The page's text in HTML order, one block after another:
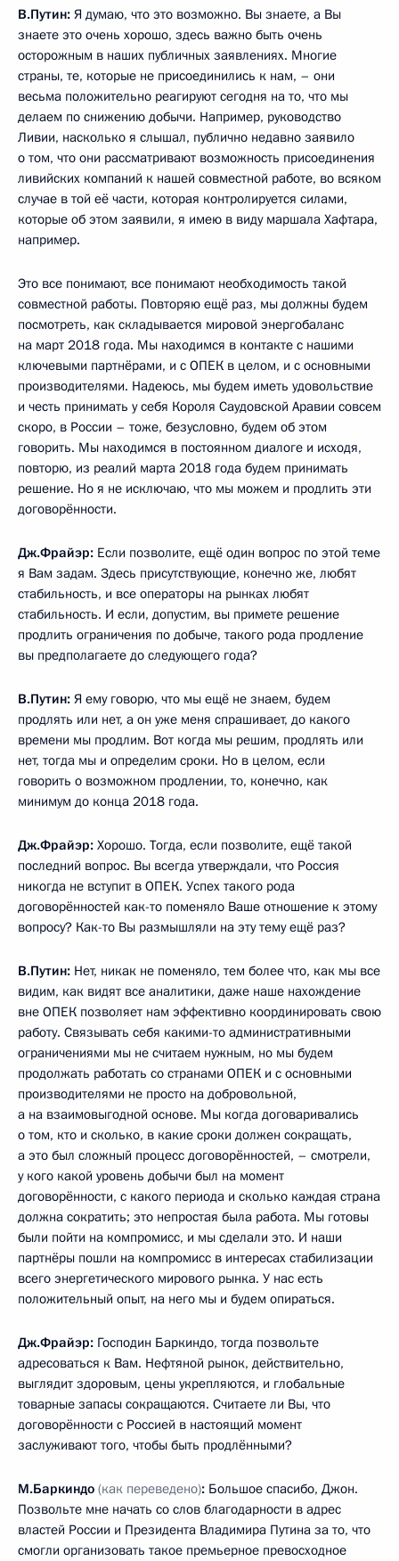
В.Путин: Я думаю, что это возможно. Вы знаете, а Вы
знаете это очень хорошо, здесь важно быть очень
осторожным в наших публичных заявлениях. Многие
страны, те, которые не присоединились к нам, – они
весьма положительно реагируют сегодня на то, что мы
делаем по снижению добычи. Например, руководство
Ливии, насколько я слышал, публично недавно заявило
о том, что они рассматривают возможность присоединения
ливийских компаний к нашей совместной работе, во всяком
случае в той её части, которая контролируется силами,
которые об этом заявили, я имею в виду маршала Хафтара,
например.
Это все понимают, все понимают необходимость такой
совместной работы. Повторяю ещё раз, мы должны будем
посмотреть, как складывается мировой энергобаланс
на март 2018 года. Мы находимся в контакте с нашими
ключевыми партнёрами, и с ОПЕК в целом, и с основными
производителями. Надеюсь, мы будем иметь удовольствие
и честь принимать у себя Короля Саудовской Аравии совсем
скоро, в России – тоже, безусловно, будем об этом
говорить. Мы находимся в постоянном диалоге и исходя,
повторю, из реалий марта 2018 года будем принимать
решение. Но я не исключаю, что мы можем и продлить эти
договорённости.
Дж.Фрайэр: Если позволите, ещё один вопрос по этой теме
я Вам задам. Здесь присутствующие, конечно же, любят
стабильность, и все операторы на рынках любят
стабильность. И если, допустим, вы примете решение
продлить ограничения по добыче, такого рода продление
вы предполагаете до следующего года?
В.Путин: Я ему говорю, что мы ещё не знаем, будем
продлять или нет, а он уже меня спрашивает, до какого
времени мы продлим. Вот когда мы решим, продлять или
нет, тогда мы и определим сроки. Но в целом, если
говорить о возможном продлении, то, конечно, как
минимум до конца 2018 года.
Дж.Фрайэр: Хорошо. Тогда, если позволите, ещё такой
последний вопрос. Вы всегда утверждали, что Россия
никогда не вступит в ОПЕК. Успех такого рода
договорённостей как-то поменяло Ваше отношение к этому
вопросу? Как-то Вы размышляли на эту тему ещё раз?
В.Путин: Нет, никак не поменяло, тем более что, как мы все
видим, как видят все аналитики, даже наше нахождение
вне ОПЕК позволяет нам эффективно координировать свою
работу. Связывать себя какими-то административными
ограничениями мы не считаем нужным, но мы будем
продолжать работать со странами ОПЕК и с основными
производителями не просто на добровольной,
а на взаимовыгодной основе. Мы когда договаривались
о том, кто и сколько, в какие сроки должен сокращать,
а это был сложный процесс договорённостей, – смотрели,
у кого какой уровень добычи был на момент
договорённости, с какого периода и сколько каждая страна
должна сократить; это непростая была работа. Мы готовы
были пойти на компромисс, и мы сделали это. И наши
партнёры пошли на компромисс в интересах стабилизации
всего энергетического мирового рынка. У нас есть
положительный опыт, на него мы и будем опираться.
Дж.Фрайэр: Господин Баркиндо, тогда позвольте
адресоваться к Вам. Нефтяной рынок, действительно,
выглядит здоровым, цены укрепляются, и глобальные
товарные запасы сокращаются. Считаете ли Вы, что
договорённости с Россией в настоящий момент
заслуживают того, чтобы быть продлёнными?
М.Баркиндо (как переведено): Большое спасибо, Джон.
Позвольте мне начать со слов благодарности в адрес
властей России и Президента Владимира Путина за то, что
смогли организовать такое премьерное превосходное